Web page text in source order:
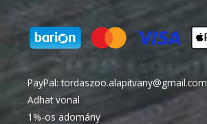
PayPal:tordaszoo.alapitvany@gmail.com
Adhat vonal
1%-os adomány